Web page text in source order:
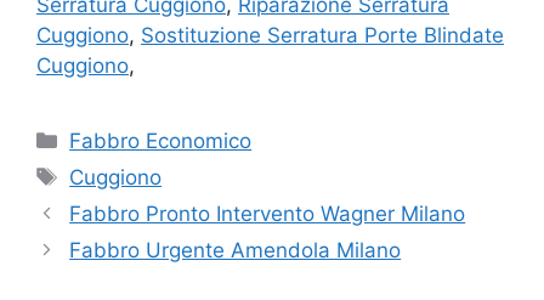
Cuggiono, Sostituzione Serratura Porte Blindate
Cuggiono,
Categorie
Fabbro Economico
Tag
Cuggiono
Fabbro Pronto Intervento Wagner Milano
Fabbro Urgente Amendola Milano